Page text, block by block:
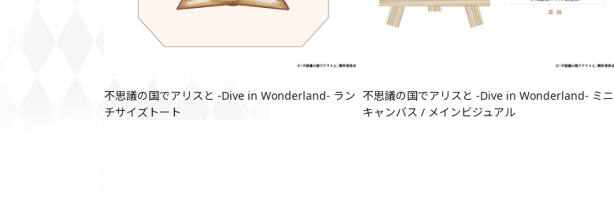
不思議の国でアリスと -Dive in Wonderland- ラン
チサイズトート
不思議の国でアリスと -Dive in Wonderland- ミニ
キャンバス / メインビジュアル